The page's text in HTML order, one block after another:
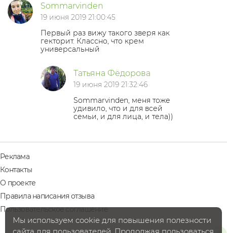
Sommarvinden
19 июня 2019 21:00:45
Первый раз вижу такого зверя как
гекторит. Классно, что крем
универсальный
Татьяна Фёдорова
19 июня 2019 21:32:46
Sommarvinden, меня тоже
удивило, что и для всей
семьи, и для лица, и тела))
Реклама
Контакты
О проекте
Правила написания отзыва
Пользовательское соглашение
Мы используем cookie для повышения полезности